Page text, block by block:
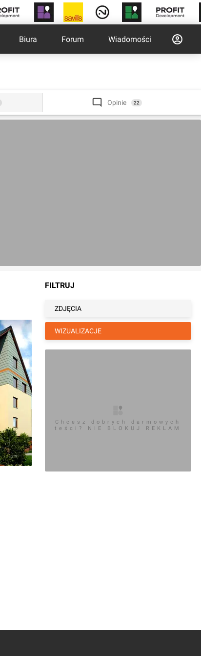
Biura Forum Wiadomości
Opinie 22
FILTRUJ
ZDJĘCIA
WIZUALIZACJE
Chcesz dobrych darmowych
teści? NIE BLOKUJ REKLAM